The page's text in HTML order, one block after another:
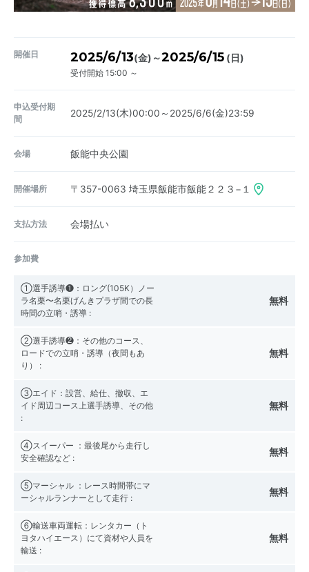
開催日 2025/6/13(金) ～2025/6/15(日)
受付開始 15:00 ～
申込受付期
間
2025/2/13(木)00:00～2025/6/6(金)23:59
会場 飯能中央公園
開催場所 〒357-0063 埼玉県飯能市飯能２２３−１
支払方法 会場払い
参加費
①選手誘導❶：ロング(105K）ノー
ラ名栗〜名栗げんきプラザ間での長
時間の立哨・誘導 :
無料
②選手誘導❷：その他のコース、
ロードでの立哨・誘導（夜間もあ
り） :
無料
③エイド：設営、給仕、撤収、エ
イド周辺コース上選手誘導、その他
:
無料
④スイーパー ：最後尾から走行し
安全確認など : 無料
⑤マーシャル ：レース時間帯にマ
ーシャルランナーとして走行 : 無料
⑥輸送車両運転：レンタカー（ト
ヨタハイエース）にて資材や人員を
輸送 :
無料